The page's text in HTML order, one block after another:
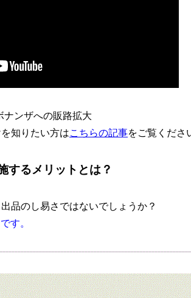
ナンザへの販路拡大
知りたい方はこちらの記事をご覧くださ
するメリットとは？
出品のし易さ ではないでしょうか？
す。